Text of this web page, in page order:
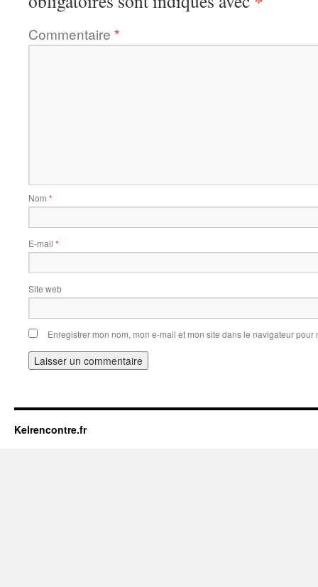
Commentaire *
Nom *
E-mail *
Site web
Enregistrer mon nom, mon e-mail et mon site dans le navigateur
Kelrencontre.fr